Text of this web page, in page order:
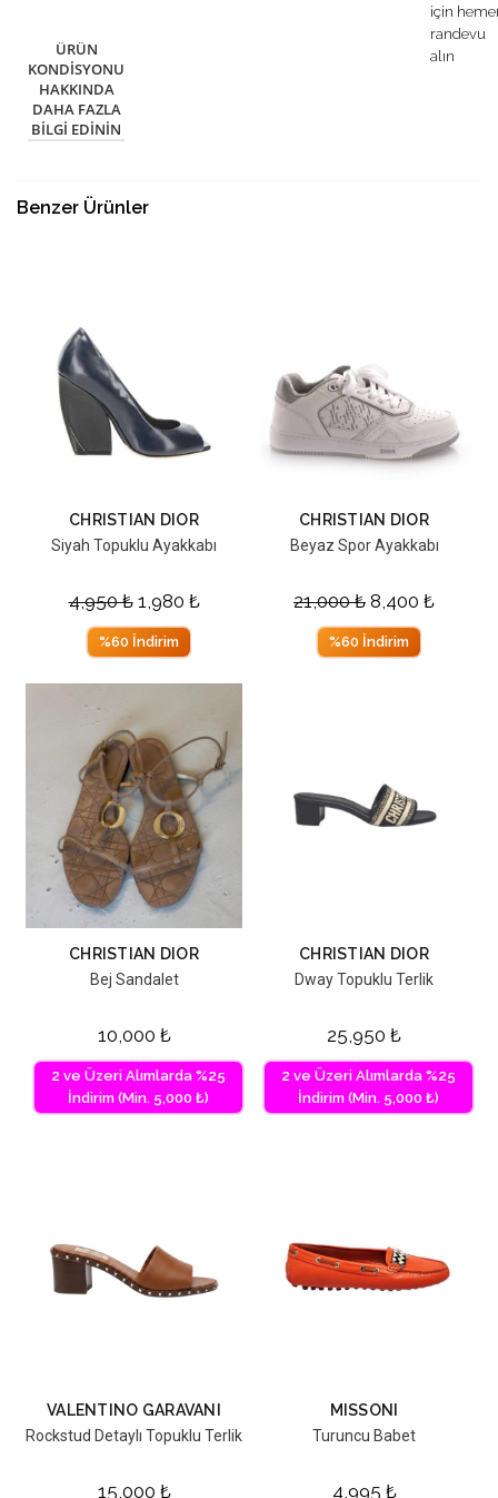
ÜRÜN
KONDISYONU
HAKKINDA
DAHA FAZLA
BILGI EDININ
için
randevu
alın
Benzer Ürünler
CHRISTIAN DIOR
Siyah Topuklu Ayakkabı
4,950₺ 1,980 ₺
%60 İndirim
CHRISTIAN DIOR
Beyaz Spor Ayakkabı
21,000₺ 8,400 ₺
%60 İndirim
CHRISTIAN DIOR
Bej Sandalet
10,000 ₺
2 ve Üzeri Alımlarda %25
İndirim (Min. 5,000 ₺)
CHRISTIAN DIOR
Dway Topuklu Terlik
25,950 ₺
2 ve Üzeri Alımlarda %25
İndirim (Min. 5,000 ₺)
VALENTINO GARAVANI
Rockstud Detaylı Topuklu Terlik
15,000 ₺
MISSONI
Turuncu Babet
4,995 ₺